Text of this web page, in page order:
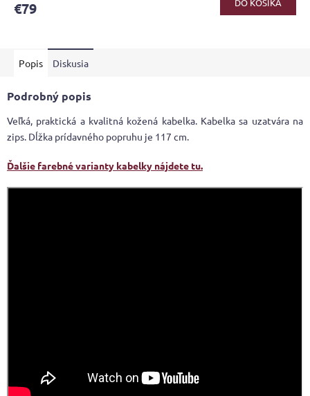
je
hviezdičiek.
€79 DO KOŠÍKA
Popis Diskusia
Podrobný popis
Veľká, praktická a kvalitná kožená kabelka. Kabelka sa uzatvára na
zips. Dĺžka prídavného popruhu je 117 cm.
Ďalšie farebné varianty kabelky nájdete tu.